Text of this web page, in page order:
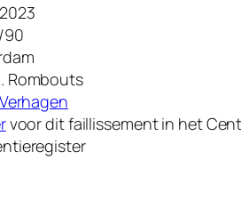
90
Rombouts
Verhagen
voor dit faillissement in het